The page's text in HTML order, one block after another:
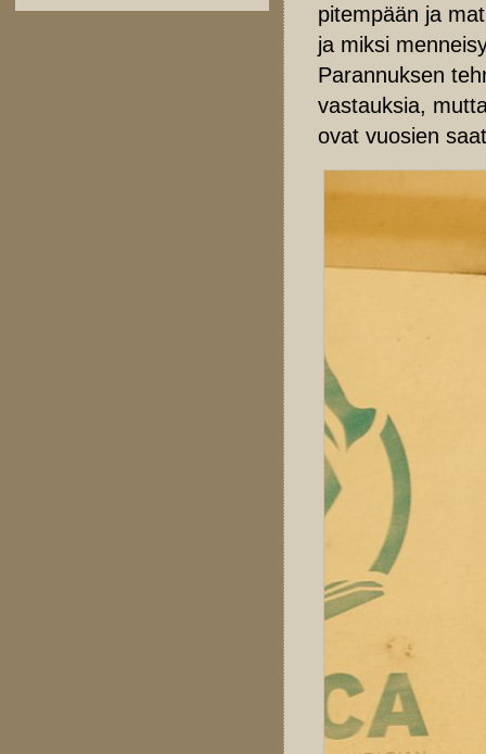
pitempään ja
ja miksi
Parannuksen
vastauksia,
ovat vuosien